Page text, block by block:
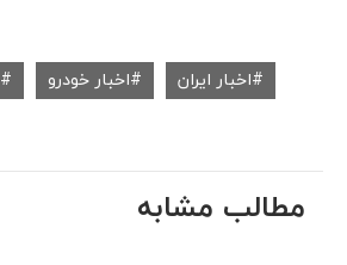
اخبار ایران اخبار خودرو
مطالب مشابه